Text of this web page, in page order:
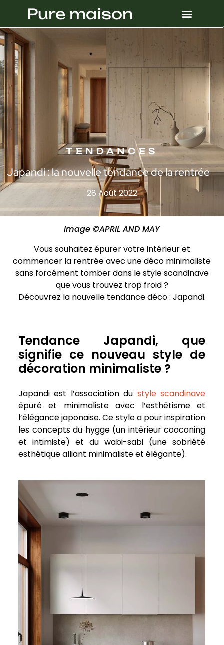
Pure maison
TENDANCES
Japandi : la nouvelle tendance de la rentrée
28 Août 2022
image ©APRIL AND MAY
Vous souhaitez épurer votre intérieur et
commencer la rentrée avec une déco minimaliste
sans forcément tomber dans le style scandinave
que vous trouvez trop froid ?
Découvrez la nouvelle tendance déco : Japandi.
Tendance Japandi, que
signifie ce nouveau style de
décoration minimaliste ?
Japandi est l’association du style scandinave
épuré et minimaliste avec l’esthétisme et
l’élégance japonaise.Ce style a pour inspiration
les concepts du hygge (un intérieur cooconing
et intimiste) et du wabi-sabi (une sobriété
esthétique alliant minimaliste et élégante).